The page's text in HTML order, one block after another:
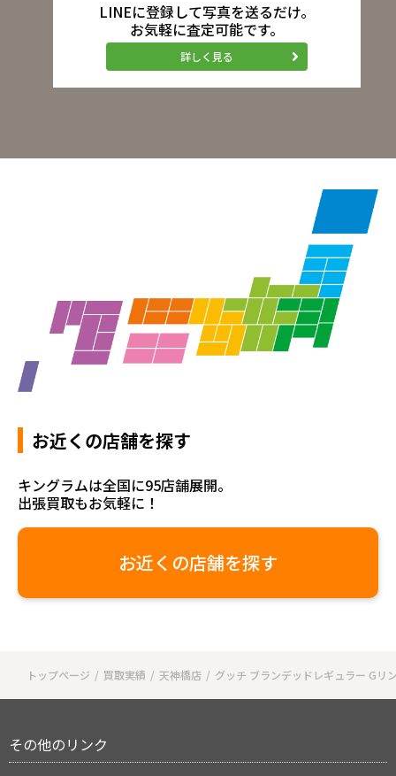
LINEに登録して写真を送るだけ。
お気軽に査定可能です。
詳しく見る
お近くの店舗を探す
キングラムは全国に95店舗展開。
出張買取もお気軽に！
お近くの店舗を探す
トップページ 買取実績 天神橋店 グッチ ブランデッドレギュラー Gリ
その他のリンク